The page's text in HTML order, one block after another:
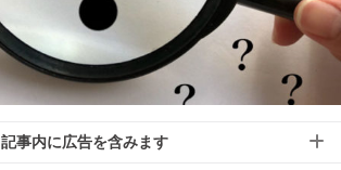
記事内に広告を含みます